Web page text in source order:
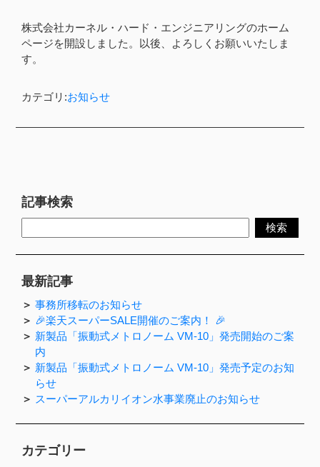
株式会社カーネル・ハード・エンジニアリングのホーム
ページを開設しました。以後、よろしくお願いいたしま
す。
カテゴリ:お知らせ
記事検索
最新記事
事務所移転のお知らせ
🎉楽天スーパーSALE開催のご案内！ 🎉
新製品「振動式メトロノーム VM-10」発売開始のご案
内
新製品「振動式メトロノーム VM-10」発売予定のお知
らせ
スーパーアルカリイオン水事業廃止のお知らせ
カテゴリー